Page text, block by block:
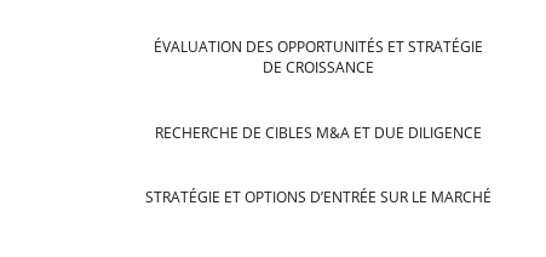
ÉVALUATION DES OPPORTUNITÉS ET STRATÉGIE
DE CROISSANCE
RECHERCHE DE CIBLES M&A ET DUE DILIGENCE
STRATÉGIE ET OPTIONS D’ENTRÉE SUR LE MARCHÉ